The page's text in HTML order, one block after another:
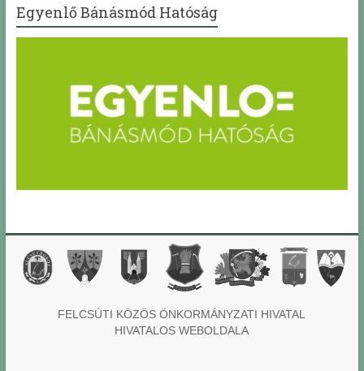
Egyenlő Bánásmód Hatóság
FELCSÚTI KÖZÖS ÖNKORMÁNYZATI HIVATAL
HIVATALOS WEBOLDALA